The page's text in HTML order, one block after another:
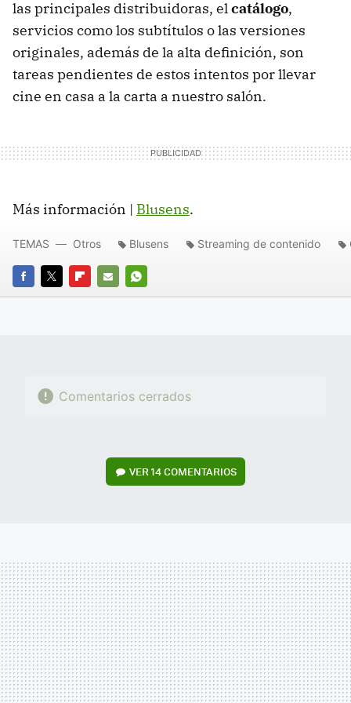
las principales distribuidoras, elcatálogo,
servicios como los subtítulos o las versiones
originales, además de la alta definición, son
tareas pendientes de estos intentos por llevar
cine en casa a la carta a nuestro salón.
Más información | Blusens.
FACEBOOK
TWITTERFLIPBOARD
E-
WHATSAPP
TEMAS Otros Blusens Streaming de contenido
Comentarios cerrados
VER14 COMENTARIOS